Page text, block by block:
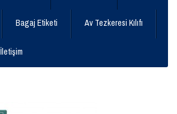
Bagaj Etiketi Av Tezkeresi Kılıfı
İletişim